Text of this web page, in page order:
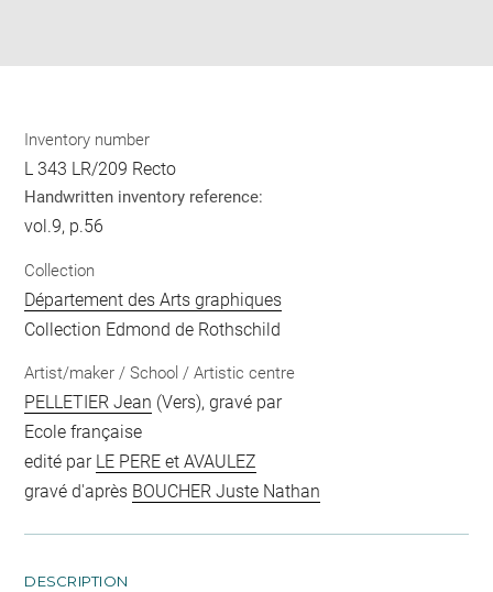
Inventory number
L 343 LR/209 Recto
Handwritten inventory reference:
vol.9, p.56
Collection
Département des Arts graphiques
Collection Edmond de Rothschild
Artist/maker / School / Artistic centre
PELLETIER Jean (Vers), gravé par
Ecole française
edité par LE PERE et AVAULEZ
gravé d'après BOUCHER Juste Nathan
DESCRIPTION